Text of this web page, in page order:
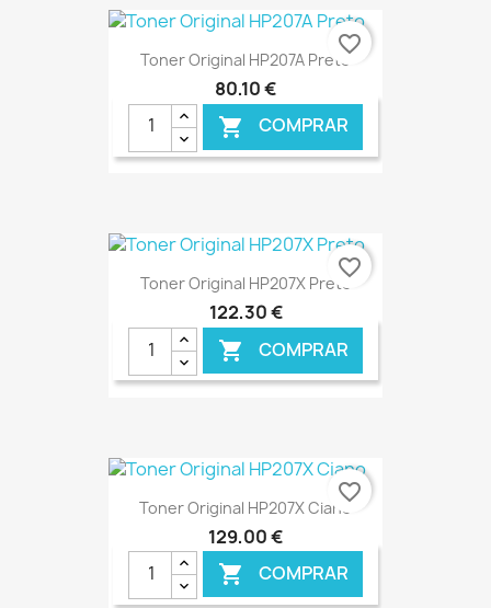
Toner Original HP207A Preto
80,10 €
 COMPRAR
€ ONLINE
favorite_border
Toner Original HP207X Preto
122,30 €
 COMPRAR
€ ONLINE
favorite_border
Toner Original HP207X Ciano
129,00 €
 COMPRAR
favorite_border